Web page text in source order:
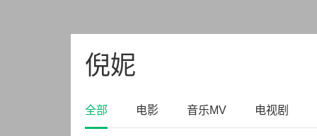
倪妮
全部 电影 音乐MV 电视剧